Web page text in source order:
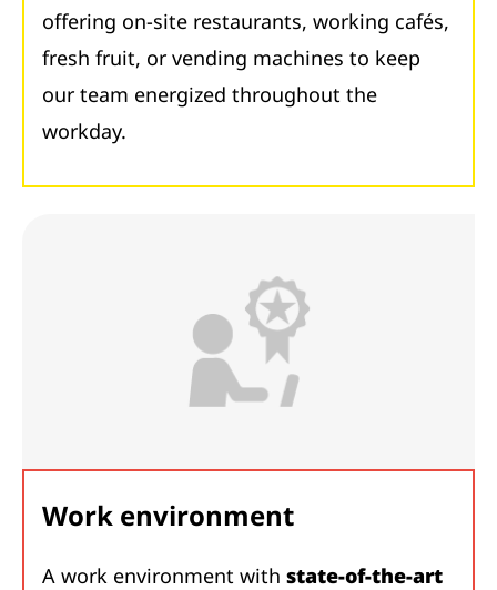
offering on-site restaurants, working cafés,
fresh fruit, or vending machines to keep
our team energized throughout the
workday.
Work environment
A work environment with state-of-the-art